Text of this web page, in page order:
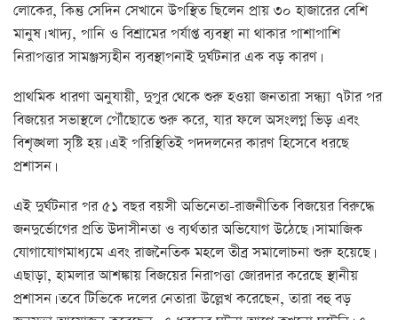
লোকের, কিন্তু সেদিন সেখানে উপস্থিত ছিলেন প্রায় ৩০ হাজারের বেশি
মানুষ। খাদ্য, পানি ও বিশ্রামের পর্যাপ্ত ব্যবস্থা না থাকার পাশাপাশি
নিরাপত্তার সামঞ্জস্যহীন ব্যবস্থাপনাই দুর্ঘটনার এক বড় কারণ।
প্রাথমিক ধারণা অনুযায়ী, দুপুর থেকে শুরু হওয়া জনতারা সন্ধ্যা ৭টার পর
বিজয়ের সভাস্থলে পৌঁছোতে শুরু করে, যার ফলে অসংলগ্ন ভিড় এবং
বিশৃঙ্খলা সৃষ্টি হয়। এই পরিস্থিতিই পদদলনের কারণ হিসেবে ধরছে
প্রশাসন।
এই দুর্ঘটনার পর ৫১ বছর বয়সী অভিনেতা-রাজনীতিক বিজয়ের বিরুদ্ধে
জনদুর্ভোগের প্রতি উদাসীনতা ও ব্যর্থতার অভিযোগ উঠেছে। সামাজিক
যোগাযোগমাধ্যমে এবং রাজনৈতিক মহলে তীব্র সমালোচনা শুরু হয়েছে।
এছাড়া, হামলার আশঙ্কায় বিজয়ের নিরাপত্তা জোরদার করেছে স্থানীয়
প্রশাসন। তবে টিভিকে দলের নেতারা উল্লেখ করেছেন, তারা বহু বড়